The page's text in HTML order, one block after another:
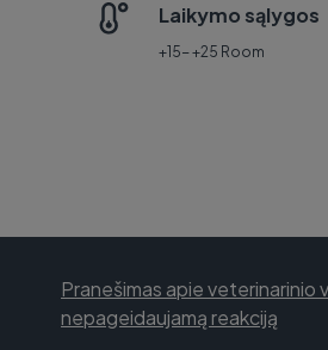
Laikymo sąlygos
+15- +25 Room
Pranešimas apie veterinarinio
nepageidaujamą reakciją